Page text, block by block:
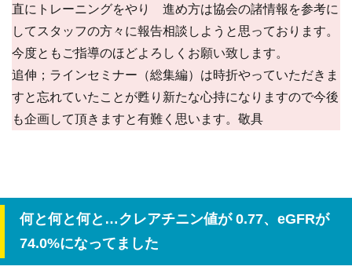
直にトレーニングをやり 進め方は協会の諸情報を参考に
してスタッフの方々に報告相談しようと思っております。
今度ともご指導のほどよろしくお願い致します。
追伸；ラインセミナー（総集編）は時折やっていただきま
すと忘れていたことが甦り新たな心持になりますので今後
も企画して頂きますと有難く思います。敬具
何と何と何と…クレアチニン値が 0.77、eGFRが
74.0%になってました